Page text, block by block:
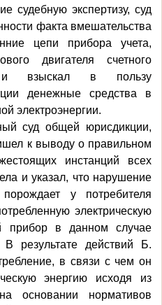
экспертизу, суд
факта вмешательства
цепи прибора учета,
двигателя счетного
и взыскал в пользу
денежные средства в
электроэнергии.
суд общей юрисдикции,
к выводу о правильном
инстанций всех
и указал, что нарушение
у потребителя
электрическую
прибор в данном случае
В результате действий Б.
в связи с чем он
энергию исходя из
основании нормативов